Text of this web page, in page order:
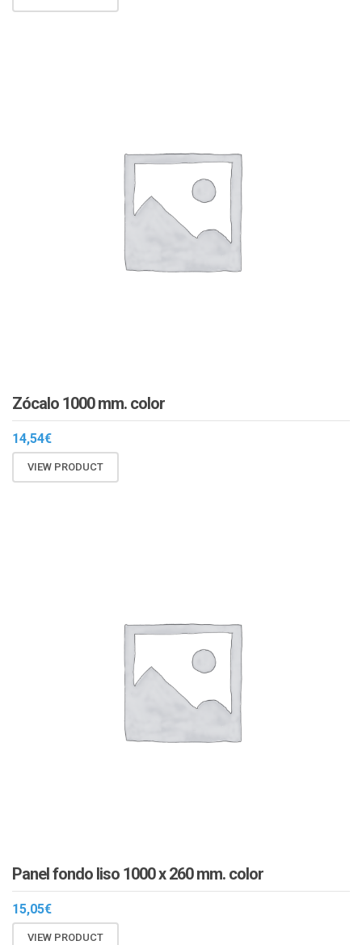
Zócalo 1000 mm. color
14,54€
VIEW PRODUCT
Panel fondo liso 1000 x 260 mm. color
15,05€
VIEW PRODUCT